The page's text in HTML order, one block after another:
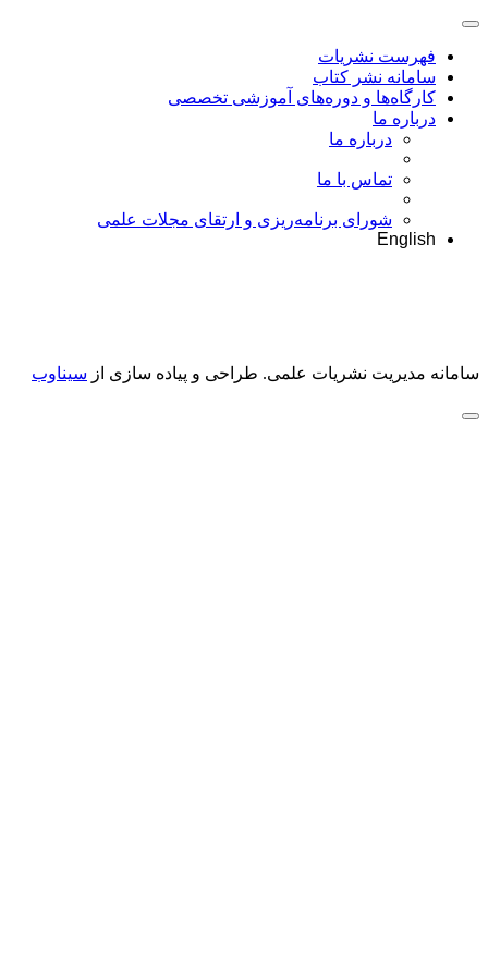
فهرست نشریات
سامانه نشر کتاب
کارگاه‌ها و دوره‌های آموزشی تخصصی
درباره ما
درباره ما
تماس با ما
شورای برنامه‌ریزی و ارتقای مجلات علمی
English
سامانه مدیریت نشریات علمی. طراحی و پیاده سازی از سیناوب